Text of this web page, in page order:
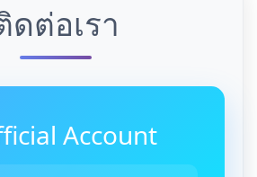
ดต่อเรา
Account